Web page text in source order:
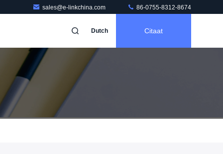
sales@e-linkchina.com 86-0755-8312-8674
Dutch Citaat